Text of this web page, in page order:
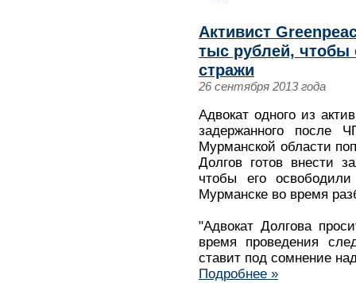
Активист
тыс рублей, чтобы
стражи
26 сентября 2013 года
Адвокат одного из
задержанного после
Мурманской области
Долгов готов внести
чтобы его
Мурманске во время
"Адвокат Долгова
время проведения
ставит под сомнение
Подробнее »